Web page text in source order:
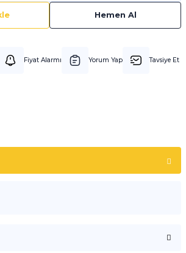
Hemen Al
Fiyat Alarmı Yorum Yap Tavsiye Et